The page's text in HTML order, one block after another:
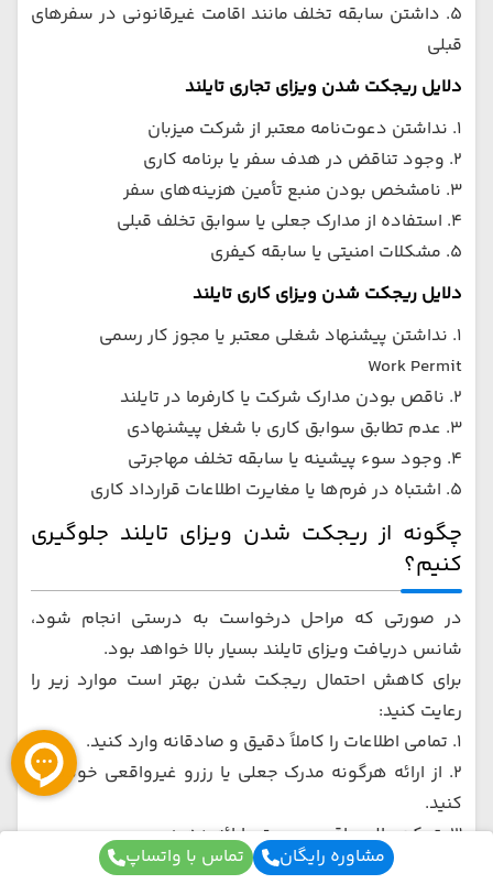
۵. داشتن سابقه تخلف مانند اقامت غیرقانونی در سفرهای
قبلی
دلایل ریجکت شدن ویزای تجاری تایلند
۱. نداشتن دعوت‌نامه معتبر از شرکت میزبان
۲. وجود تناقض در هدف سفر یا برنامه کاری
۳. نامشخص بودن منبع تأمین هزینه‌های سفر
۴. استفاده از مدارک جعلی یا سوابق تخلف قبلی
۵. مشکلات امنیتی یا سابقه کیفری
دلایل ریجکت شدن ویزای کاری تایلند
۱. نداشتن پیشنهاد شغلی معتبر یا مجوز کار رسمی
Work Permit
۲. ناقص بودن مدارک شرکت یا کارفرما در تایلند
۳. عدم تطابق سوابق کاری با شغل پیشنهادی
۴. وجود سوء پیشینه یا سابقه تخلف مهاجرتی
۵. اشتباه در فرم‌ها یا مغایرت اطلاعات قرارداد کاری
چگونه از ریجکت شدن ویزای تایلند جلوگیری
کنیم؟
در صورتی که مراحل درخواست به درستی انجام شود،
شانس دریافت ویزای تایلند بسیار بالا خواهد بود.
برای کاهش احتمال ریجکت شدن بهتر است موارد زیر را
رعایت کنید:
۱. تمامی اطلاعات را کاملاً دقیق و صادقانه وارد کنید.
۲. از ارائه هرگونه مدرک جعلی یا رزرو غیرواقعی خودداری
کنید.
۳. تمکن مالی واقعی و معتبر ارائه دهید.
مشاوره رایگان تماس با واتساپ